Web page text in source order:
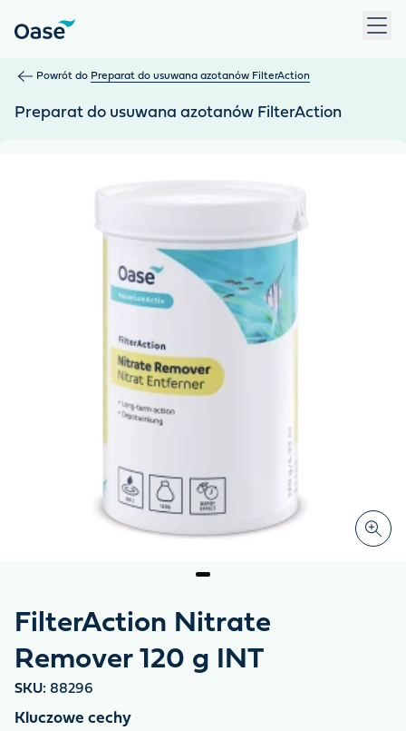
Powrót do Preparat do usuwana azotanów FilterAction
Preparat do usuwana azotanów FilterAction
FilterAction Nitrate
Remover 120 g INT
SKU: 88296
Kluczowe cechy